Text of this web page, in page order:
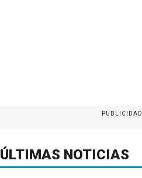
PUBLICIDAD
ÚLTIMAS NOTICIAS